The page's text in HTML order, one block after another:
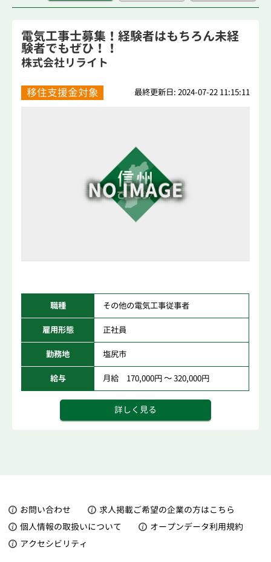
電気工事士募集！経験者はもちろん未経
験者でもぜひ！！
株式会社リライト
移住支援金対象 最終更新日: 2024-07-22 11:15:11
職種 その他の電気工事従事者
雇用形態 正社員
勤務地 塩尻市
給与 月給 170,000円 ～ 320,000円
詳しく見る
お問い合わせ
求人掲載ご希望の企業の方はこちら
個人情報の取扱いについて
オープンデータ利用規約
アクセシビリティ